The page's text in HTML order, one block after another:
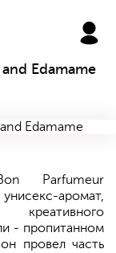
Edamame
Parfumeur
аромат,
креативного
- пропитанном
провел часть